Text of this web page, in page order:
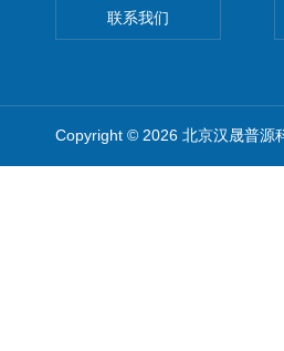
联系我们
Copyright © 2026 北京汉晟普